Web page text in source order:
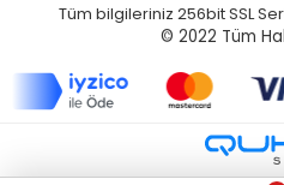
Tüm bilgileriniz 256bit SSL
© 2022 Tüm